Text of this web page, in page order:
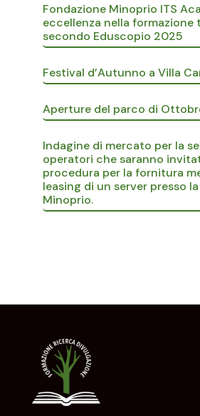
Fondazione Minoprio ITS
eccellenza nella formazione
secondo Eduscopio 2025
Festival d’Autunno a Villa
Aperture del parco di
Indagine di mercato per la
operatori che saranno
procedura per la fornitura
leasing di un server presso
Minoprio.